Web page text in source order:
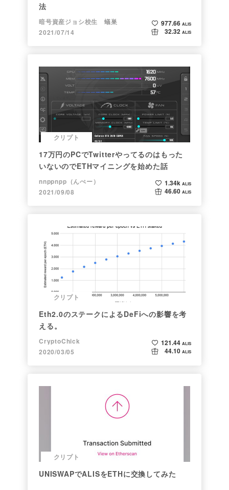
法
暗号資産ジョシ校生 蟻巣
2021/07/14
977.66 ALIS
32.32 ALIS
クリプト
17万円のPCでTwitterやってるのはもった
いないのでETHマイニングを始めた話
nnppnpp（んぺー）
2021/09/08
1.34k ALIS
46.60 ALIS
クリプト
Eth2.0のステークによるDeFiへの影響を考
える。
CryptoChick
2020/03/05
121.44 ALIS
44.10 ALIS
クリプト
UNISWAPでALISをETHに交換してみた